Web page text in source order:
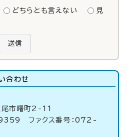
どちらとも言えない
見
送信
合わせ
市曙町2-11
ファクス番号：072-